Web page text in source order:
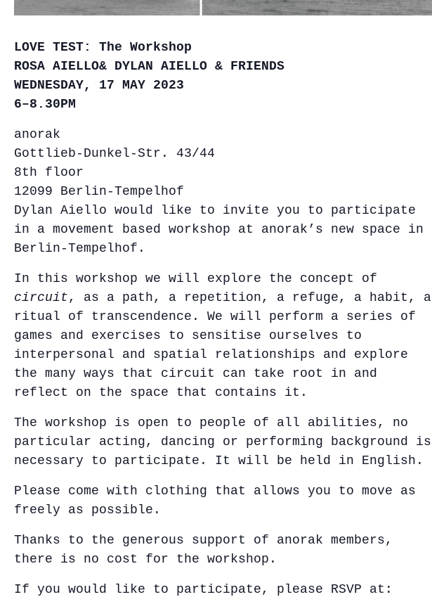
LOVE TEST: The Workshop
ROSA AIELLO& DYLAN AIELLO & FRIENDS
WEDNESDAY, 17 MAY 2023
6–8.30PM
anorak
Gottlieb-Dunkel-Str. 43/44
8th floor
12099 Berlin-Tempelhof
Dylan Aiello would like to invite you to participate
in a movement based workshop at anorak’s new space in
Berlin-Tempelhof.
In this workshop we will explore the concept of
circuit , as a path, a repetition, a refuge, a habit, a
ritual of transcendence. We will perform a series of
games and exercises to sensitise ourselves to
interpersonal and spatial relationships and explore
the many ways that circuit can take root in and
reflect on the space that contains it.
The workshop is open to people of all abilities, no
particular acting, dancing or performing background is
necessary to participate. It will be held in English.
Please come with clothing that allows you to move as
freely as possible.
Thanks to the generous support of anorak members,
there is no cost for the workshop.
If you would like to participate, please RSVP at: